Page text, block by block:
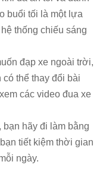
buổi tối là một lựa
thống chiếu sáng
đạp xe ngoài trời,
có thể thay đổi bài
các video đua xe
bạn hãy đi làm bằng
tiết kiệm thời gian
ngày.